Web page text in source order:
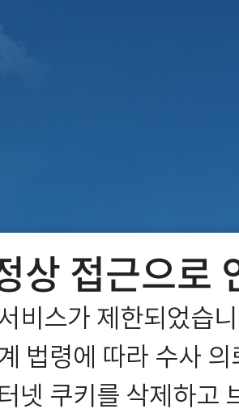
상 접근으로
비스가 제한되었습
법령에 따라 수사
넷 쿠키를 삭제하고